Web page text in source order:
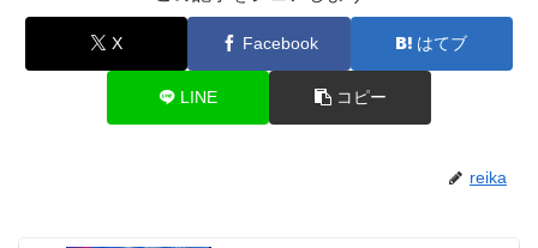
X Facebook はてブ
LINE コピー
reika